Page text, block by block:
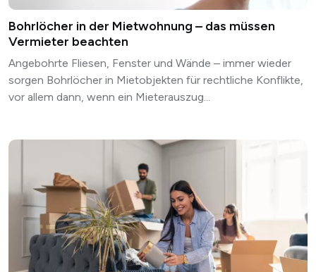
Bohrlöcher in der Mietwohnung – das müssen
Vermieter beachten
Angebohrte Fliesen, Fenster und Wände – immer wieder
sorgen Bohrlöcher in Mietobjekten für rechtliche Konflikte,
vor allem dann, wenn ein Mieterauszug...